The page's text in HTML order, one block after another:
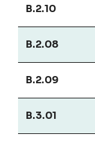
B.2.10
B.2.08
B.2.09
B.3.01